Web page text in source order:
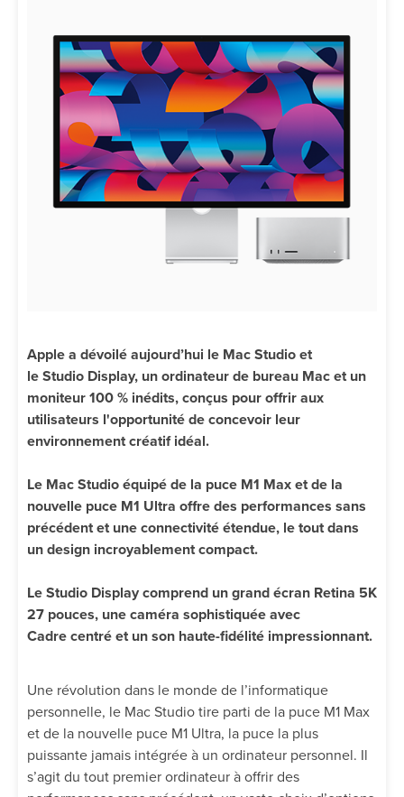
Apple a dévoilé aujourd’hui le Mac Studio et
le Studio Display, un ordinateur de bureau Mac et un
moniteur 100 % inédits, conçus pour offrir aux
utilisateurs l'opportunité de concevoir leur
environnement créatif idéal.
Le Mac Studio équipé de la puce M1 Max et de la
nouvelle puce M1 Ultra offre des performances sans
précédent et une connectivité étendue, le tout dans
un design incroyablement compact.
Le Studio Display comprend un grand écran Retina 5K
27 pouces, une caméra sophistiquée avec
Cadre centré et un son haute-fidélité impressionnant.
Une révolution dans le monde de l’informatique
personnelle, le Mac Studio tire parti de la puce M1 Max
et de la nouvelle puce M1 Ultra, la puce la plus
puissante jamais intégrée à un ordinateur personnel. Il
s’agit du tout premier ordinateur à offrir des